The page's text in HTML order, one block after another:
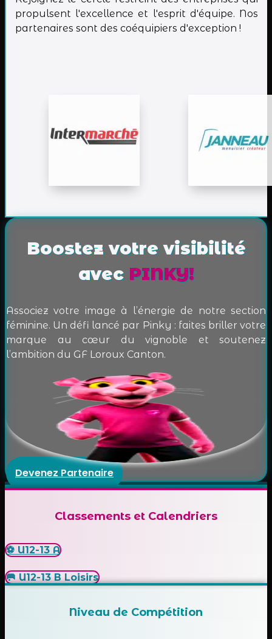
propulsent l'excellence et l'esprit d'équipe. Nos
partenaires sont des coéquipiers d'exception !
Boostez votre visibilité
avec PINKY!
Associez votre image à l’énergie de notre section
féminine. Un défi lancé par Pinky : faites briller votre
marque au cœur du vignoble et soutenez
l’ambition du GF Loroux Canton.
Devenez Partenaire
Classements et Calendriers
⚽ U12-13 A
🥅 U12-13 B Loisirs
Niveau de Compétition